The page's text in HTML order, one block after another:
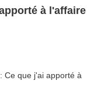
à l'affaire